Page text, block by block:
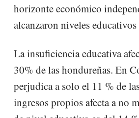
horizonte económico
alcanzaron niveles
La insuficiencia educativa
30% de las hondureñas. En
perjudica a solo el 11 % de
ingresos propios afecta a no